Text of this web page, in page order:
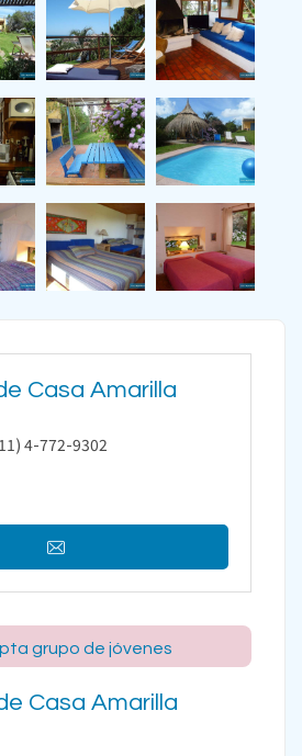
Casa Amarilla
4-772-9302
grupo de jóvenes
Casa Amarilla